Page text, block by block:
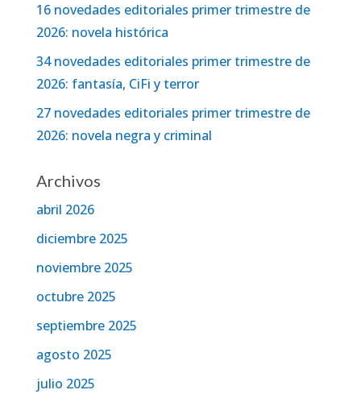
16 novedades editoriales primer trimestre de
2026: novela histórica
34 novedades editoriales primer trimestre de
2026: fantasía, CiFi y terror
27 novedades editoriales primer trimestre de
2026: novela negra y criminal
Archivos
abril 2026
diciembre 2025
noviembre 2025
octubre 2025
septiembre 2025
agosto 2025
julio 2025